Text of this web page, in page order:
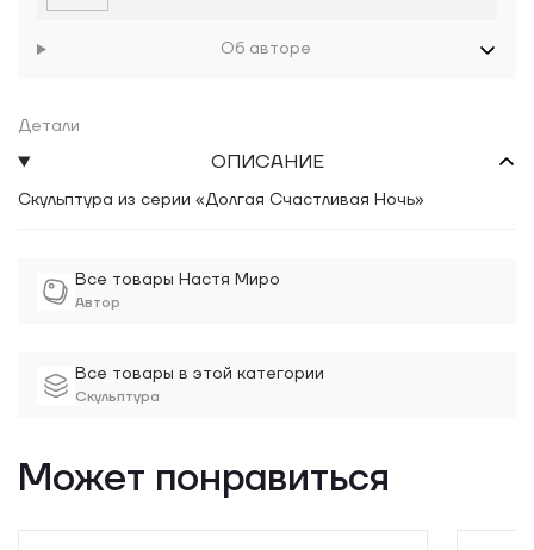
Все товары Настя Миро
Автор
Все товары в этой категории
Скульптура
Об авторе
Детали
ОПИСАНИЕ
Скульптура из серии «Долгая Счастливая Ночь»
Может понравиться